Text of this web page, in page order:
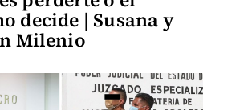
decide | Susana y
Milenio